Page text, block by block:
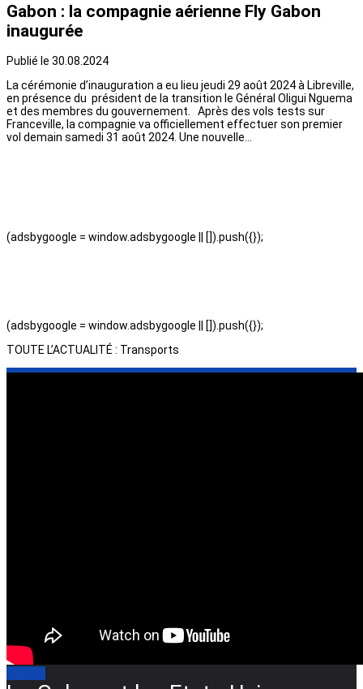
Gabon : la compagnie aérienne Fly Gabon
inaugurée
Publié le 30.08.2024
La cérémonie d’inauguration a eu lieu jeudi 29 août 2024 à Libreville,
en présence du président de la transition le Général Oligui Nguema
et des membres du gouvernement. Après des vols tests sur
Franceville, la compagnie va officiellement effectuer son premier
vol demain samedi 31 août 2024. Une nouvelle…
(adsbygoogle = window.adsbygoogle || []).push({});
(adsbygoogle = window.adsbygoogle || []).push({});
TOUTE L’ACTUALITÉ : Transports